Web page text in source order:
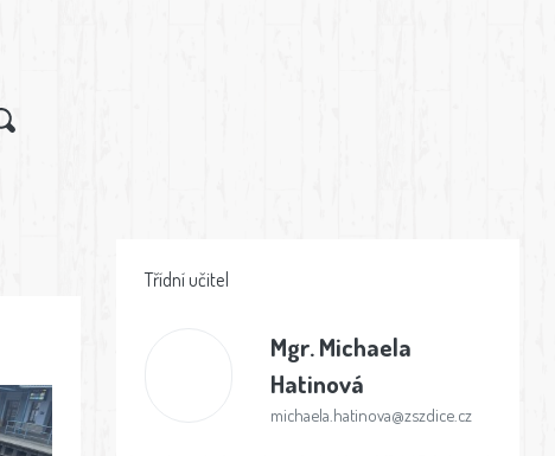
Třídní učitel
Mgr.Michaela
Hatinová
michaela.hatinova@zszdice.cz